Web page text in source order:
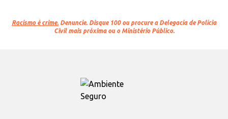
Racismo é crime. Denuncie. Disque 100 ou procure a Delegacia de Polícia
Civil mais próxima ou o Ministério Público.